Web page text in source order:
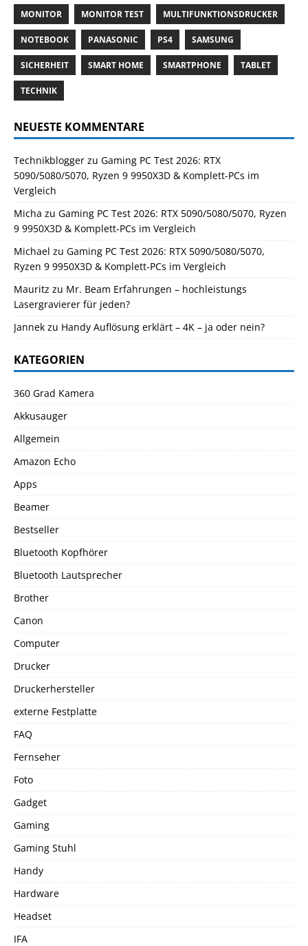
MONITOR MONITOR TEST MULTIFUNKTIONSDRUCKER
NOTEBOOK PANASONIC PS4 SAMSUNG
SICHERHEIT SMART HOME SMARTPHONE TABLET
TECHNIK
NEUESTE KOMMENTARE
Technikblogger zu Gaming PC Test 2026: RTX
5090/5080/5070, Ryzen 9 9950X3D & Komplett-PCs im
Vergleich
Micha zu Gaming PC Test 2026: RTX 5090/5080/5070, Ryzen
9 9950X3D & Komplett-PCs im Vergleich
Michael zu Gaming PC Test 2026: RTX 5090/5080/5070,
Ryzen 9 9950X3D & Komplett-PCs im Vergleich
Mauritz zu Mr. Beam Erfahrungen – hochleistungs
Lasergravierer für jeden?
Jannek zu Handy Auflösung erklärt – 4K – ja oder nein?
KATEGORIEN
360 Grad Kamera
Akkusauger
Allgemein
Amazon Echo
Apps
Beamer
Bestseller
Bluetooth Kopfhörer
Bluetooth Lautsprecher
Brother
Canon
Computer
Drucker
Druckerhersteller
externe Festplatte
FAQ
Fernseher
Foto
Gadget
Gaming
Gaming Stuhl
Handy
Hardware
Headset
IFA